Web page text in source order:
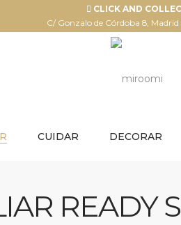
CLICK AND
C/ Gonzalo de Córdoba 8,
CUIDAR DECORAR
READY